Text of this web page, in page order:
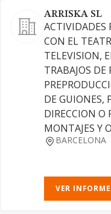
ARRISKA SL
ACTIVIDADES
CON EL
TELEVISION,
TRABAJOS DE
DE GUIONES,
DIRECCION O
MONTAJES Y
BARCELONA
VER INFORME